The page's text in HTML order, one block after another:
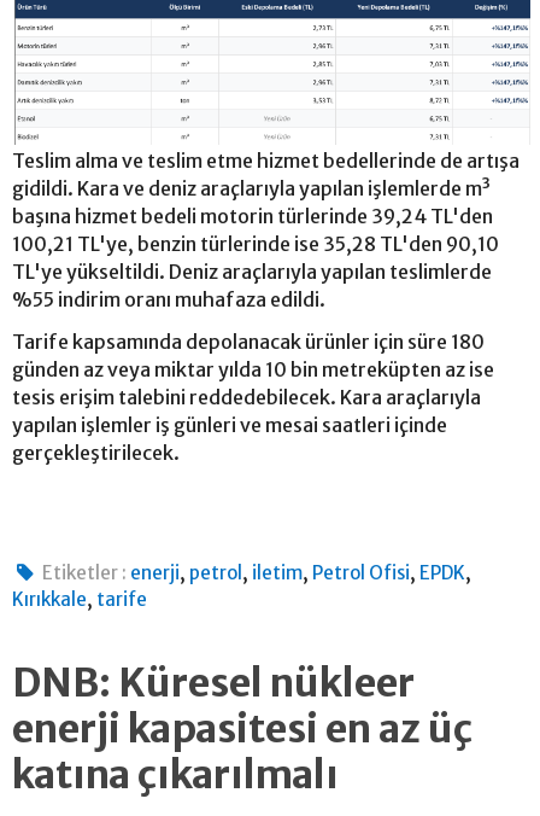
Teslim alma ve teslim etme hizmet bedellerinde de artışa
gidildi. Kara ve deniz araçlarıyla yapılan işlemlerde m³
başına hizmet bedeli motorin türlerinde 39,24 TL'den
100,21 TL'ye, benzin türlerinde ise 35,28 TL'den 90,10
TL'ye yükseltildi. Deniz araçlarıyla yapılan teslimlerde
%55 indirim oranı muhafaza edildi.
Tarife kapsamında depolanacak ürünler için süre 180
günden az veya miktar yılda 10 bin metreküpten az ise
tesis erişim talebini reddedebilecek. Kara araçlarıyla
yapılan işlemler iş günleri ve mesai saatleri içinde
gerçekleştirilecek.
Etiketler : enerji, petrol , iletim, Petrol Ofisi, EPDK,
Kırıkkale, tarife
DNB: Küresel nükleer
enerji kapasitesi en az üç
katına çıkarılmalı